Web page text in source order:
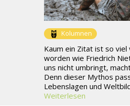
Kolumnen
Kaum ein Zitat ist so
worden wie Friedrich
uns nicht umbringt,
Denn dieser Mythos
Lebenslagen und
Weiterlesen